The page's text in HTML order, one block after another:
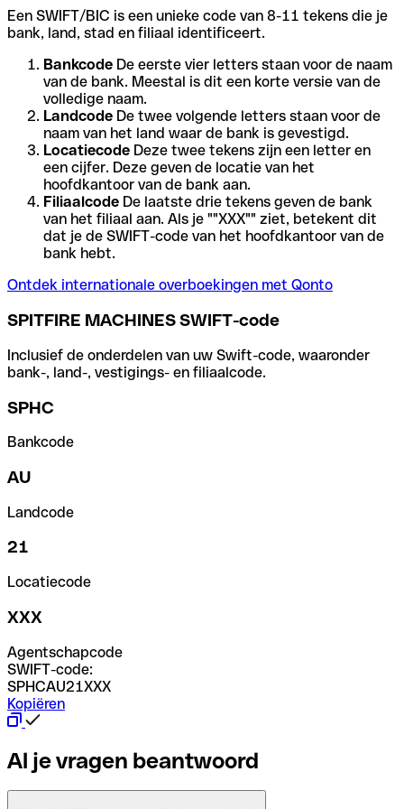
Een SWIFT/BIC is een unieke code van 8-11 tekens die je
bank, land, stad en filiaal identificeert.
Bankcode De eerste vier letters staan voor de naam
van de bank. Meestal is dit een korte versie van de
volledige naam.
Landcode De twee volgende letters staan voor de
naam van het land waar de bank is gevestigd.
Locatiecode Deze twee tekens zijn een letter en
een cijfer. Deze geven de locatie van het
hoofdkantoor van de bank aan.
Filiaalcode De laatste drie tekens geven de bank
van het filiaal aan. Als je ""XXX"" ziet, betekent dit
dat je de SWIFT-code van het hoofdkantoor van de
bank hebt.
Ontdek internationale overboekingen met Qonto
SPITFIRE MACHINES SWIFT-code
Inclusief de onderdelen van uw Swift-code, waaronder
bank-, land-, vestigings- en filiaalcode.
SPHC
Bankcode
AU
Landcode
21
Locatiecode
XXX
Agentschapcode
SWIFT-code:
SPHCAU21XXX
Kopiëren
Al je vragen beantwoord